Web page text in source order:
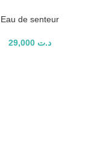
Eau de senteur
د.ت 29,000